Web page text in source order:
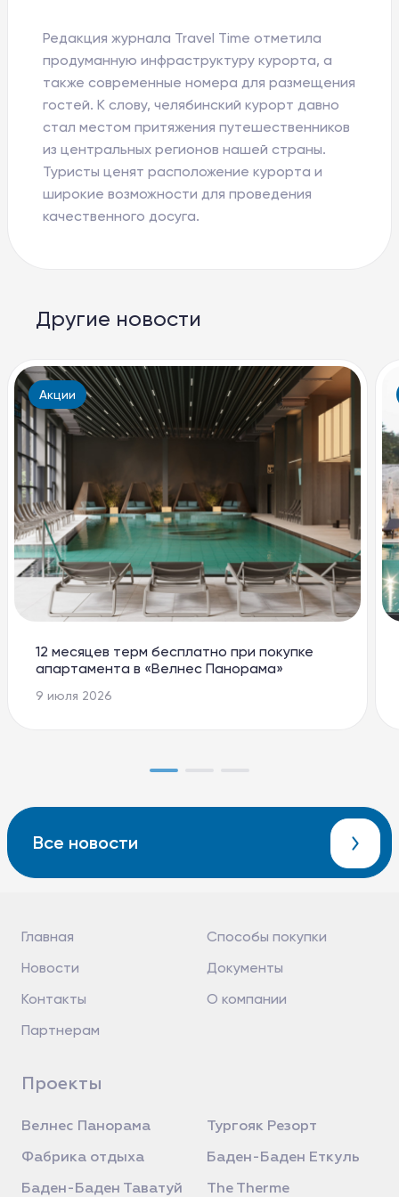
8 800 10-11-888
apart@baden-baden.ru
Редакция журнала Travel Time отметила
продуманную инфраструктуру курорта, а
также современные номера для размещения
гостей. К слову, челябинский курорт давно
стал местом притяжения путешественников
из центральных регионов нашей страны.
Туристы ценят расположение курорта и
широкие возможности для проведения
качественного досуга.
Другие новости
Акции
12 месяцев терм бесплатно при покупке
апартамента в «Велнес Панорама»
9 июля 2026
Все новости
Главная
Способы покупки
Новости
Документы
Контакты
О компании
Партнерам
Проекты
Велнес Панорама Тургояк Резорт
Фабрика отдыха Баден-Баден Еткуль
Баден-Баден Таватуй The Therme